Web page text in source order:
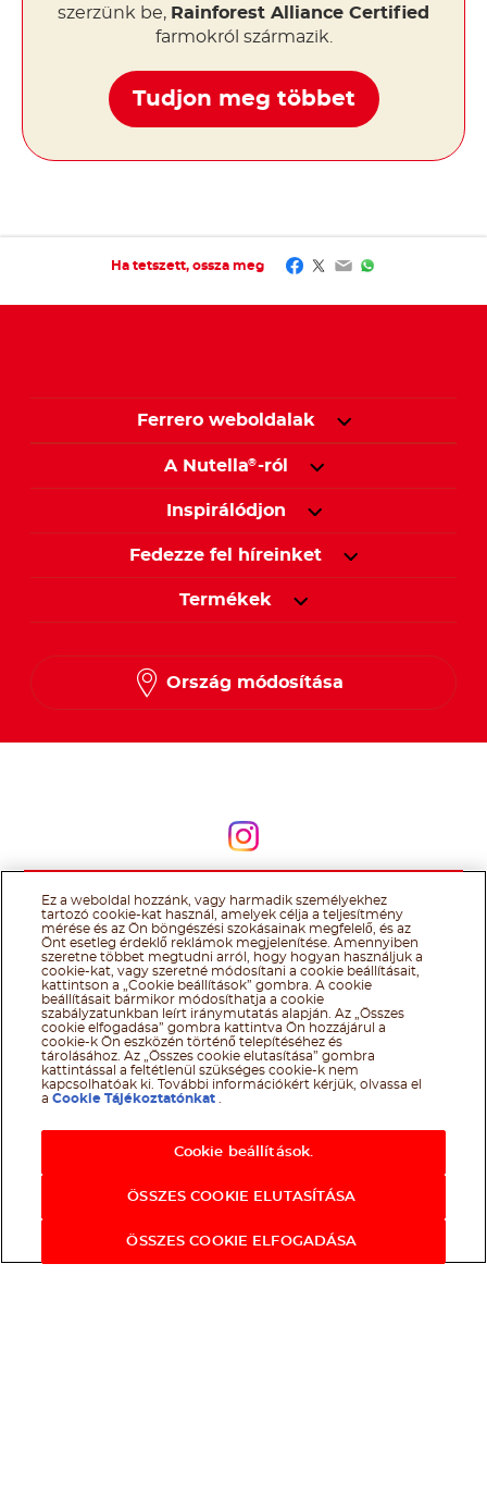
szerzünk be, Rainforest Alliance Certified
farmokról származik.
Tudjon meg többet
Ha tetszett, ossza meg Facebook
Twitter
EmailWhatsApp
Ferrero weboldalak
A Nutella®-ról
Inspirálódjon
Fedezze fel híreinket
Termékek
Ország módosítása
Kövessen
@Ferrero 2026 All rights reserved.
Nutella® cookie tájékoztató
Felhasználás Feltételei
Technikai információk Impresszum
Ferrero
adatkezelési tájékoztató
Ez a weboldal hozzánk, vagy harmadik személyekhez
tartozó cookie-kat használ, amelyek célja a teljesítmény
mérése és az Ön böngészési szokásainak megfelelő, és az
Önt esetleg érdeklő reklámok megjelenítése. Amennyiben
szeretne többet megtudni arról, hogy hogyan használjuk a
cookie-kat, vagy szeretné módosítani a cookie beállításait,
kattintson a „Cookie beállítások” gombra. A cookie
beállításait bármikor módosíthatja a cookie
szabályzatunkban leírt iránymutatás alapján. Az „Összes
cookie elfogadása” gombra kattintva Ön hozzájárul a
cookie-k Ön eszközén történő telepítéséhez és
tárolásához. Az „Összes cookie elutasítása” gombra
kattintással a feltétlenül szükséges cookie-k nem
kapcsolhatóak ki. További információkért kérjük, olvassa el
aCookie Tájékoztatónkat
Cookie beállítások.
ÖSSZES COOKIE ELUTASÍTÁSA
ÖSSZES COOKIE ELFOGADÁSA